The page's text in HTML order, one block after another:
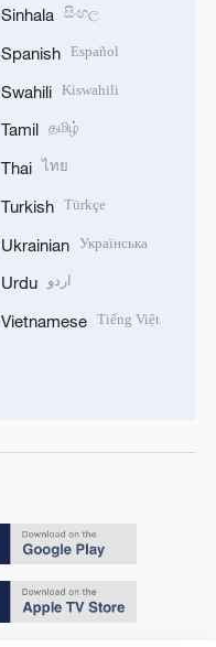
Sinhala සිංහල
Spanish Español
Swahili Kiswahili
Tamil தமிழ்
Thai ไทย
Turkish Türkçe
Ukrainian Українська
Urdu اردو
Vietnamese Tiếng Việt